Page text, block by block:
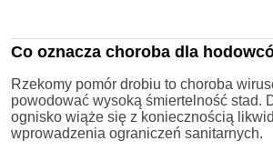
Co oznacza choroba dla
Rzekomy pomór drobiu to choroba
powodować wysoką śmiertelność stad.
ognisko wiąże się z koniecznością
wprowadzenia ograniczeń sanitarnych.